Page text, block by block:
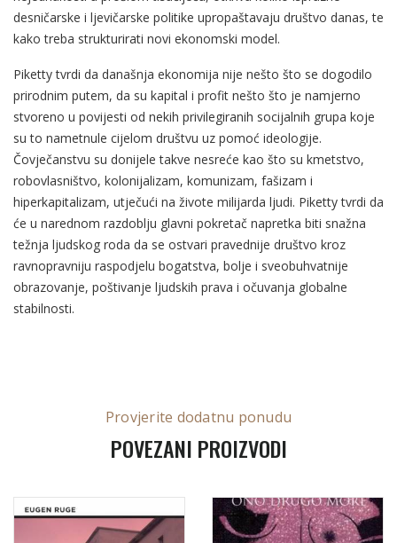
desničarske i ljevičarske politike upropaštavaju društvo danas, te
kako treba strukturirati novi ekonomski model.
Piketty tvrdi da današnja ekonomija nije nešto što se dogodilo
prirodnim putem, da su kapital i profit nešto što je namjerno
stvoreno u povijesti od nekih privilegiranih socijalnih grupa koje
su to nametnule cijelom društvu uz pomoć ideologije.
Čovječanstvu su donijele takve nesreće kao što su kmetstvo,
robovlasništvo, kolonijalizam, komunizam, fašizam i
hiperkapitalizam, utječući na živote milijarda ljudi. Piketty tvrdi da
će u narednom razdoblju glavni pokretač napretka biti snažna
težnja ljudskog roda da se ostvari pravednije društvo kroz
ravnopravniju raspodjelu bogatstva, bolje i sveobuhvatnije
obrazovanje, poštivanje ljudskih prava i očuvanja globalne
stabilnosti.
Provjerite dodatnu ponudu
POVEZANI PROIZVODI